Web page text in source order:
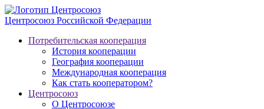
Центросоюз Российской Федерации
Потребительская кооперация
История кооперации
География кооперации
Международная кооперация
Как стать кооператором?
Центросоюз
О Центросоюзе